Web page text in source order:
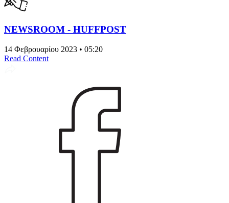
NEWSROOM - HUFFPOST
14 Φεβρουαρίου 2023 • 05:20
Read Content